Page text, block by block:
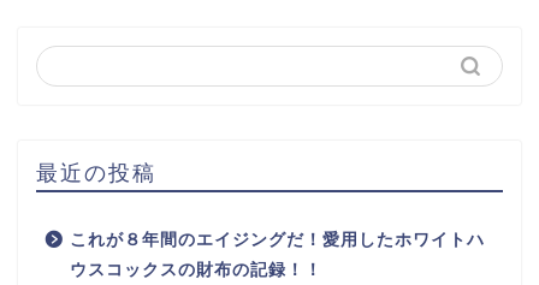
最近の投稿
これが８年間のエイジングだ！愛用したホワイトハ
ウスコックスの財布の記録！！